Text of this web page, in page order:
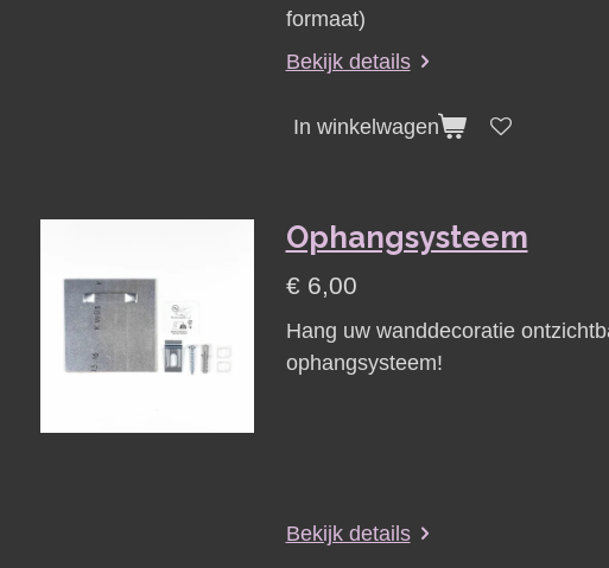
formaat)
Bekijk details
In winkelwagen
Ophangsysteem
€ 6,00
Hang uw wanddecoratie
ophangsysteem!
Bekijk details